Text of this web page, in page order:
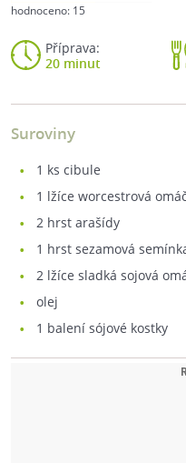
hodnoceno: 15
Příprava:
20 minut
Suroviny
1 ks cibule
1 lžíce worcestrová
2 hrst arašídy
1 hrst sezamová
2 lžíce sladká sojová
olej
1 balení sójové kostky